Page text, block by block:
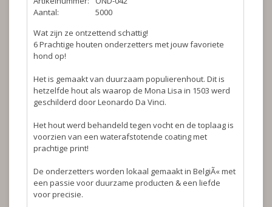
Aantal:
5000
Wat zijn ze ontzettend schattig!
6 Prachtige houten onderzetters met jouw favoriete
hond op!
Het is gemaakt van duurzaam populierenhout. Dit is
hetzelfde hout als waarop de Mona Lisa in 1503 werd
geschilderd door Leonardo Da Vinci.
Het hout werd behandeld tegen vocht en de toplaag is
voorzien van een waterafstotende coating met
prachtige print!
De onderzetters worden lokaal gemaakt in BelgiÃ« met
een passie voor duurzame producten & een liefde
voor precisie.